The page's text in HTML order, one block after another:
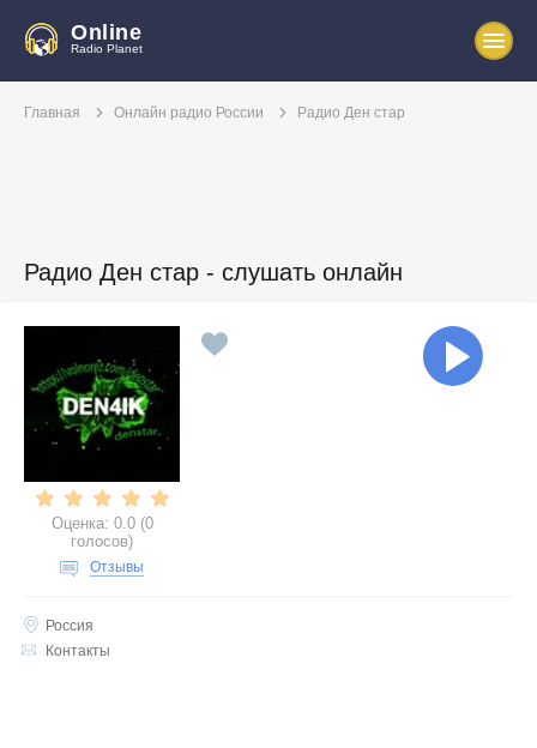
Online
Radio Planet
Главная Онлайн радио России Радио Ден стар
Радио Ден стар - слушать онлайн
Оценка: 0.0 (0
голосов)
Отзывы
Россия
Контакты